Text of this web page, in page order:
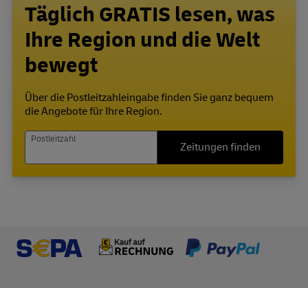
Täglich GRATIS lesen, was
Ihre Region und die Welt
bewegt
Über die Postleitzahleingabe finden Sie ganz bequem
die Angebote für Ihre Region.
Postleitzahl
Zeitungen finden